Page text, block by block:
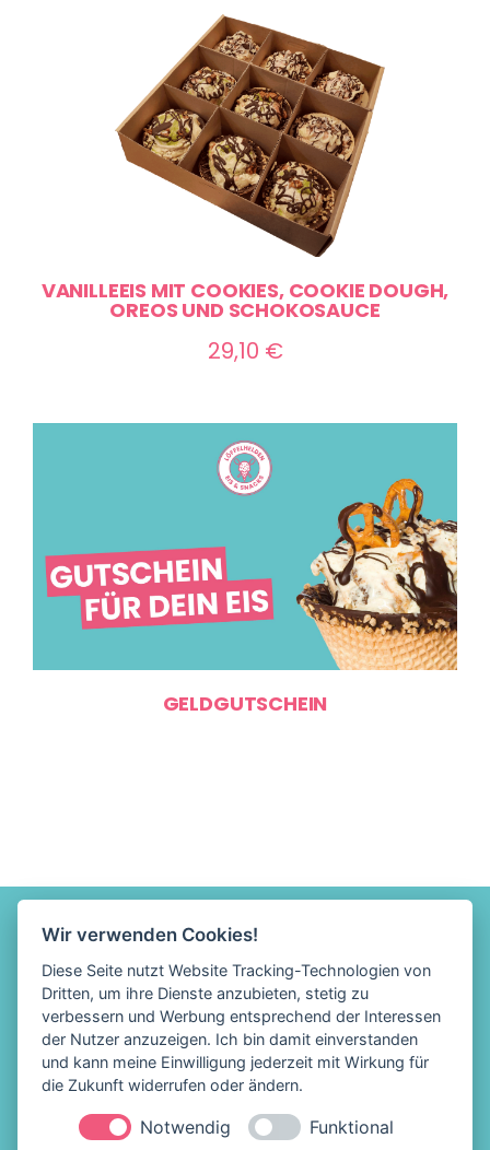
VANILLEEIS MIT COOKIES, COOKIE DOUGH,
OREOS UND SCHOKOSAUCE
29,10 €
GELDGUTSCHEIN
Wir verwenden Cookies!
Diese Seite nutzt Website Tracking-Technologien von
Dritten, um ihre Dienste anzubieten, stetig zu
verbessern und Werbung entsprechend der Interessen
der Nutzer anzuzeigen. Ich bin damit einverstanden
und kann meine Einwilligung jederzeit mit Wirkung für
die Zukunft widerrufen oder ändern.
Notwendig Funktional